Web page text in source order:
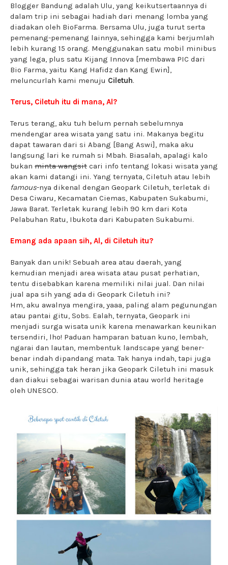
Blogger Bandung adalah Ulu, yang keikutsertaannya di
dalam trip ini sebagai hadiah dari menang lomba yang
diadakan oleh BioFarma. Bersama Ulu, juga turut serta
pemenang-pemenang lainnya, sehingga kami berjumlah
lebih kurang 15 orang. Menggunakan satu mobil minibus
yang lega, plus satu Kijang Innova [membawa PIC dari
Bio Farma, yaitu Kang Hafidz dan Kang Ewin],
meluncurlah kami menuju Ciletuh.
Terus, Ciletuh itu di mana, Al?
Terus terang, aku tuh belum pernah sebelumnya
mendengar area wisata yang satu ini. Makanya begitu
dapat tawaran dari si Abang [Bang Aswi], maka aku
langsung lari ke rumah si Mbah. Biasalah, apalagi kalo
bukan minta wangsit cari info tentang lokasi wisata yang
akan kami datangi ini. Yang ternyata, Ciletuh atau lebih
famous-nya dikenal dengan Geopark Ciletuh, terletak di
Desa Ciwaru, Kecamatan Ciemas, Kabupaten Sukabumi,
Jawa Barat. Terletak kurang lebih 90 km dari Kota
Pelabuhan Ratu, Ibukota dari Kabupaten Sukabumi.
Emang ada apaan sih, Al, di Ciletuh itu?
Banyak dan unik! Sebuah area atau daerah, yang
kemudian menjadi area wisata atau pusat perhatian,
tentu disebabkan karena memiliki nilai jual. Dan nilai
jual apa sih yang ada di Geopark Ciletuh ini?
Hm, aku awalnya mengira, yaaa, paling alam pegunungan
atau pantai gitu, Sobs. Ealah, ternyata, Geopark ini
menjadi surga wisata unik karena menawarkan keunikan
tersendiri, lho! Paduan hamparan batuan kuno, lembah,
ngarai dan lautan, membentuk landscape yang bener-
benar indah dipandang mata. Tak hanya indah, tapi juga
unik, sehingga tak heran jika Geopark Ciletuh ini masuk
dan diakui sebagai warisan dunia atau world heritage
oleh UNESCO.